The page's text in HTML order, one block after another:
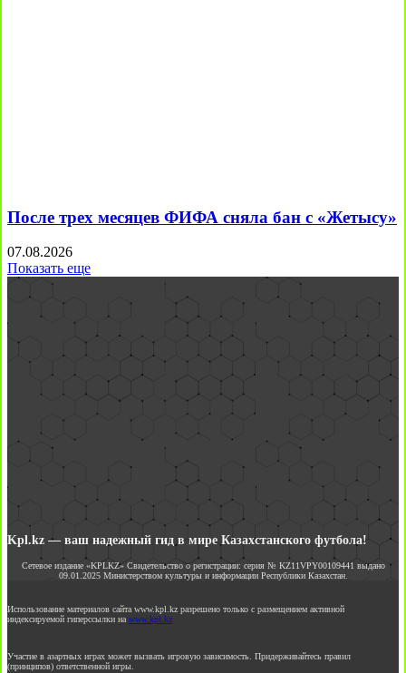
После трех месяцев ФИФА сняла бан с «Жетысу»
07.08.2026
Показать еще
Kpl.kz — ваш надежный гид в мире Казахстанского футбола!
Сетевое издание «KPLKZ» Свидетельство о регистрации: серия № KZ11VPY00109441 выдано
09.01.2025 Министерством культуры и информации Республики Казахстан.
Использование материалов сайта www.kpl.kz разрешено только с размещением активной
индексируемой гиперссылки на www.kpl.kz
Участие в азартных играх может вызвать игровую зависимость. Придерживайтесь правил
(принципов) ответственной игры.